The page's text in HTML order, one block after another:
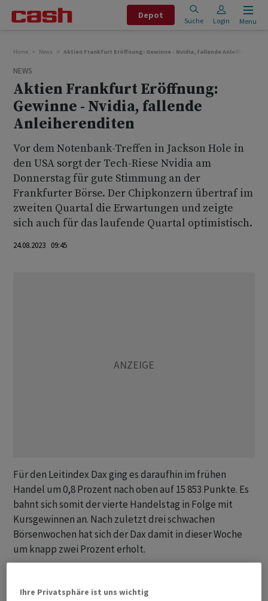
Depot
Suche Login Menu
Home News Aktien Frankfurt Eröffnung: Gewinne - Nvidia, fallende
NEWS
Aktien Frankfurt Eröffnung:
Gewinne - Nvidia, fallende
Anleiherenditen
Vor dem Notenbank-Treffen in Jackson Hole in
den USA sorgt der Tech-Riese Nvidia am
Donnerstag für gute Stimmung an der
Frankfurter Börse. Der Chipkonzern übertraf im
zweiten Quartal die Erwartungen und zeigte
sich auch für das laufende Quartal optimistisch.
24.08.2023 09:45
Für den Leitindex Dax ging es daraufhin im frühen
Handel um 0,8 Prozent nach oben auf 15 853 Punkte. Es
bahnt sich somit der vierte Handelstag in Folge mit
Kursgewinnen an. Nach zuletzt drei schwachen
Börsenwochen hat sich der Dax damit in dieser Woche
um knapp zwei Prozent erholt.
0,9 Prozent auf 27 542 Zähler. Der Eurozonen-Leitindex
Ihre Privatsphäre ist uns wichtig